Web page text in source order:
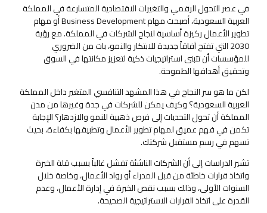
في عصر التحول الرقمي والتغيرات الاقتصادية المتسارعة في المملكة
العربية السعودية، أصبحت مهام Business Development أو مهام
تطوير الأعمال ركيزة أساسية لنجاح الشركات في المملكة. مع رؤية
2030 التي تفتح آفاقاً جديدة للابتكار والنمو، بات من الضروري
للمؤسسات أن تتبنى استراتيجيات ذكية لتعزيز مكانتها في السوق
وتحقيق أهدافها الطموحة.
لكن ما هو سر النجاح في هذا المشهد التنافسي المتغير داخل المملكة
العربية السعودية؟ وكيف يمكن للشركات في جدة وغيرها من مدن
المملكة أن تحول التحديات إلى فرص ذهبية للنمو والازدهار؟ الإجابة
تكمن في فهم عميق لمهام تطوير الأعمال وتطبيقها بكفاءة، بحيث
تسهم في رسم مستقبل شركتك.
تشير الدراسات إلى أن الشركات الناشئة تفشل غالباً بسبب قلة الخبرة
واتخاذ قرارات خاطئة من قبل المدراء أو رواد الأعمال، وخاصة خلال
السنوات الأولى، وذلك بسبب نقص الخبرة في إدارة الأعمال، وعدم
القدرة على اتخاذ القرارات الاستراتيجية الصحيحة.